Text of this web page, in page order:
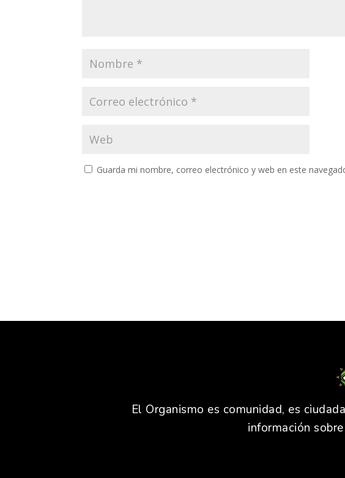
Guarda mi nombre, correo electrónico y web en este
El Organismo es comunidad, es
información